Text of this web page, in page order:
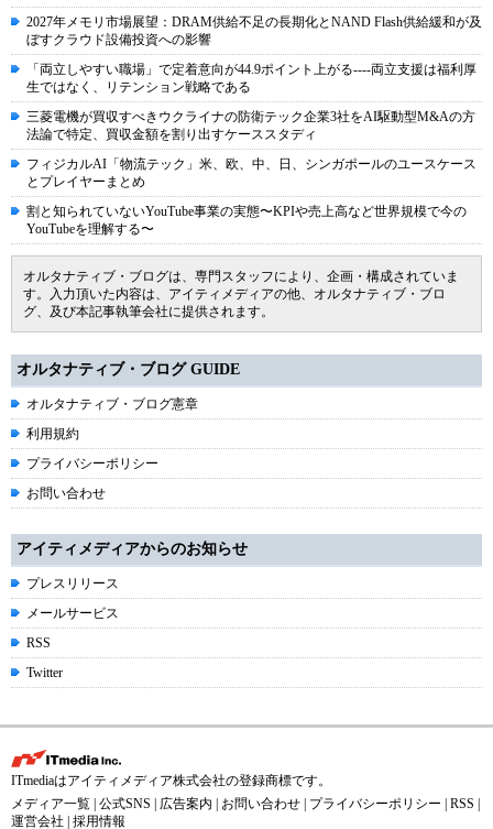
2027年メモリ市場展望：DRAM供給不足の長期化とNAND Flash供給緩和が及
ぼすクラウド設備投資への影響
「両立しやすい職場」で定着意向が44.9ポイント上がる----両立支援は福利厚
生ではなく、リテンション戦略である
三菱電機が買収すべきウクライナの防衛テック企業3社をAI駆動型M&Aの方
法論で特定、買収金額を割り出すケーススタディ
フィジカルAI「物流テック」米、欧、中、日、シンガポールのユースケース
とプレイヤーまとめ
割と知られていないYouTube事業の実態〜KPIや売上高など世界規模で今の
YouTubeを理解する〜
オルタナティブ・ブログは、専門スタッフにより、企画・構成されていま
す。入力頂いた内容は、アイティメディアの他、オルタナティブ・ブロ
グ、及び本記事執筆会社に提供されます。
オルタナティブ・ブログ GUIDE
オルタナティブ・ブログ憲章
利用規約
プライバシーポリシー
お問い合わせ
アイティメディアからのお知らせ
プレスリリース
メールサービス
RSS
Twitter
ITmediaはアイティメディア株式会社の登録商標です。
メディア一覧 公式SNS 広告案内 お問い合わせ プライバシーポリシー RSS
運営会社
採用情報